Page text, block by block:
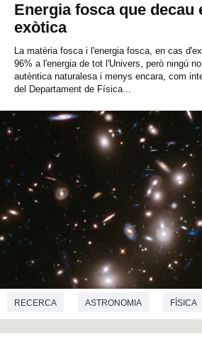
Energia fosca que decau
exòtica
La matèria fosca i l'energia fosca, en cas
96% a l'energia de tot l'Univers, però ningú
autèntica naturalesa i menys encara, com
del Departament de Física...
RECERCA ASTRONOMIA FÍSICA